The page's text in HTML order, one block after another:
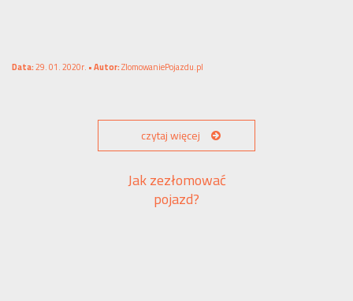
Data:29. 01. 2020r. •Autor:ZlomowaniePojazdu.pl
czytaj więcej
Jak zezłomować
pojazd?